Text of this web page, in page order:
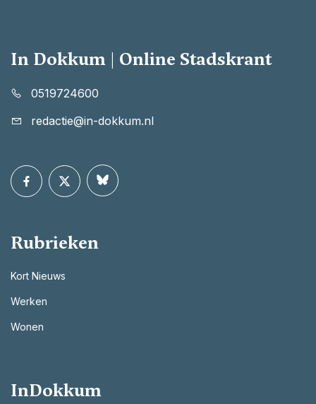
In Dokkum | Online Stadskrant
0519724600
redactie@in-dokkum.nl
Rubrieken
Kort Nieuws
Werken
Wonen
InDokkum